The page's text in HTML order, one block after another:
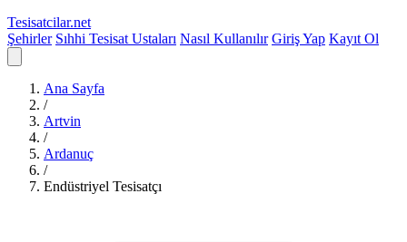
Tesisatcilar.net
Şehirler Sıhhi Tesisat Ustaları Nasıl Kullanılır Giriş Yap Kayıt Ol
Ana Sayfa
/
Artvin
/
Ardanuç
/
Endüstriyel Tesisatçı